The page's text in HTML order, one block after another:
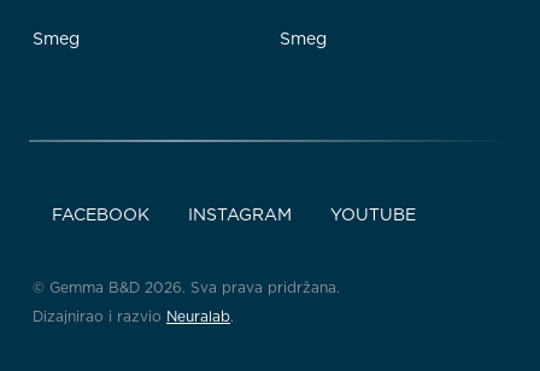
Smeg Smeg
FACEBOOK INSTAGRAM YOUTUBE
© Gemma B&D 2026. Sva prava pridržana.
Dizajnirao i razvio Neuralab.